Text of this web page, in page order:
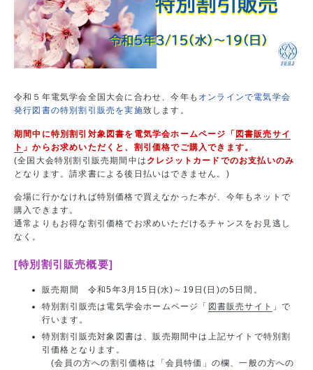
令和５年電気学会全国大会に合わせ、今年も オンラインで電気学会
発行図書の特別割引販売を実施致します。
期間中に特別割引対象図書を電気学会ホームページ「図書販売サイ
ト 」からお求めいただくと、割引価格でご購入できます。
(全国大会特別割引販売期間中は クレジットカードでのお支払いのみ
となります。請求書による後日払いはできません。)
会場に行かなければ特別価格で買えなかった本が、今年もネットで
購入できます。
通常よりもお得な割引価格でお求めいただけるチャンスをお見逃し
なく。
[特別割引販売概要]
販売期間 令和5年3月15日(水)～19日(日)の5日間。
特別割引販売は電気学会ホームページ「 図書販売サイト 」で
行います。
特別割引販売対象図書は、販売期間中は上記サイトで特別割
引価格となります。
(会員の方への割引価格は「会員特価」の欄、一般の方への